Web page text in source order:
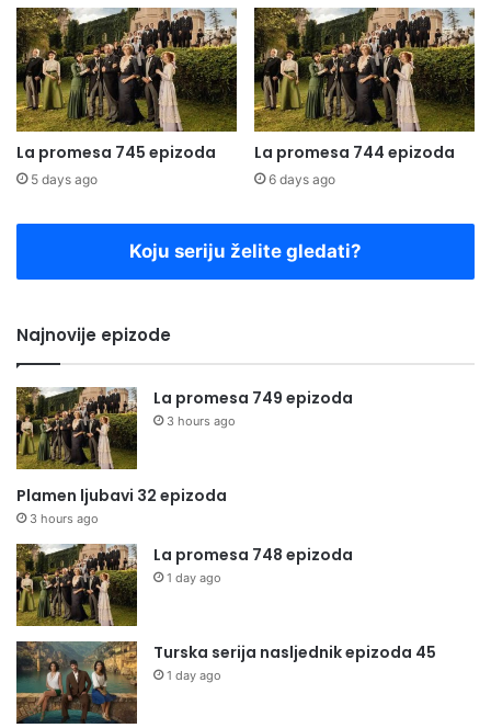
La promesa 745 epizoda
5 days ago
La promesa 744 epizoda
6 days ago
Koju seriju želite gledati?
Najnovije epizode
La promesa 749 epizoda
3 hours ago
Plamen ljubavi 32 epizoda
3 hours ago
La promesa 748 epizoda
1 day ago
Turska serija nasljednik epizoda 45
1 day ago